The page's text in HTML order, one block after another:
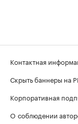
Контактная
Скрыть баннеры на
Корпоративная
О соблюдении